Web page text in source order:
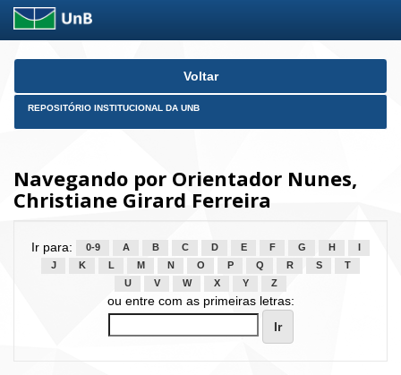
Skip
Voltar
REPOSITÓRIO INSTITUCIONAL DA UNB
Navegando por Orientador Nunes,
Christiane Girard Ferreira
Ir para: 0-9 A B C D E F G H
J
K L M N O P Q R S
T
U
V W X Y Z
ou entre com as primeiras letras: